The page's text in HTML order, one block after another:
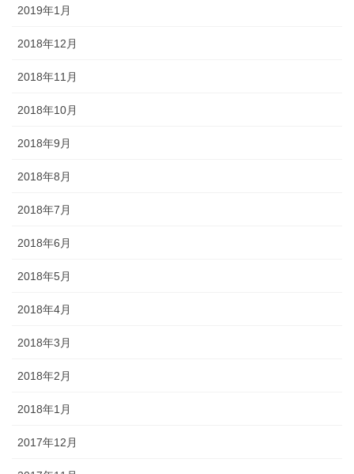
2019年1月
2018年12月
2018年11月
2018年10月
2018年9月
2018年8月
2018年7月
2018年6月
2018年5月
2018年4月
2018年3月
2018年2月
2018年1月
2017年12月